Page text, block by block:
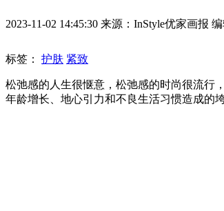
2023-11-02 14:45:30 来源：InStyle优家画报
标签： 护肤 紧致
松弛感的人生很惬意，松弛感的时尚很流行
年龄增长、地心引力和不良生活习惯造成的